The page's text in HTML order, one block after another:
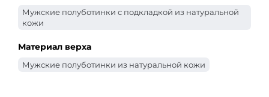
Мужские полуботинки с подкладкой из натуральной
кожи
Материал верха
Мужские полуботинки из натуральной кожи